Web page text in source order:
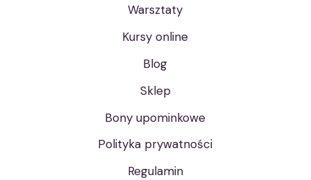
Warsztaty
Kursy online
Blog
Sklep
Bony upominkowe
Polityka prywatności
Regulamin